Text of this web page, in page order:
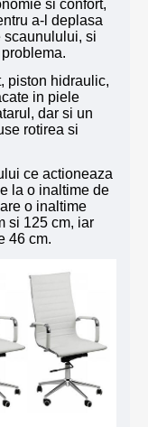
si confort,
a-l deplasa
scaunulului, si
piston hidraulic,
in piele
dar si un
rotirea si
ce actioneaza
la o inaltime de
o inaltime
si 125 cm, iar
46 cm.